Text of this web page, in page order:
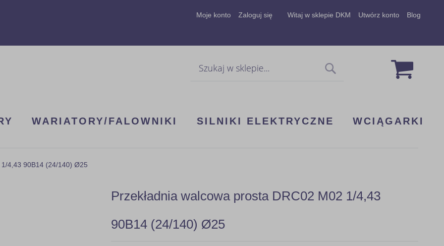
Moje konto Zaloguj się Witaj w sklepie DKM Utwórz konto Blog
Mój
WARIATORY/FALOWNIKI SILNIKI ELEKTRYCZNE WCIĄGARKI
1/4,43 90B14 (24/140) Ø25
Przekładnia walcowa prosta DRC02 M02 1/4,43
90B14 (24/140) Ø25